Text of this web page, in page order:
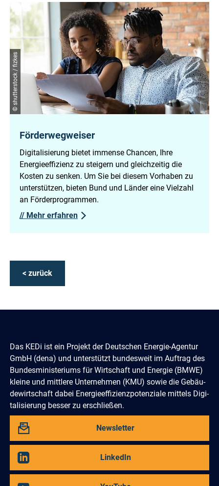
© shutterstock / fizkes
Förderwegweiser
Digitalisierung bietet immense Chancen, Ihre
Energieeffizienz zu steigern und gleichzeitig die
Kosten zu senken. Um Sie bei diesem Vorhaben zu
unterstützen, bieten Bund und Länder eine Vielzahl
an Förderprogrammen.
// Mehr erfahren
< zurück
Das KEDi ist ein Projekt der Deutschen Energie-Agentur
GmbH (dena) und un­terstützt bundes­weit im Auftrag des
Bun­des­­minis­teriums für Wirtschaft und Energie (BMWE)
kleine und mittlere Unter­nehmen (KMU) sowie die Gebäu­
de­­wirtschaft dabei Energie­effi­zienz­poten­ziale mittels Digi­
tali­sierung besser zu erschließen.
unseren
Newsletter
uns
LinkedIn